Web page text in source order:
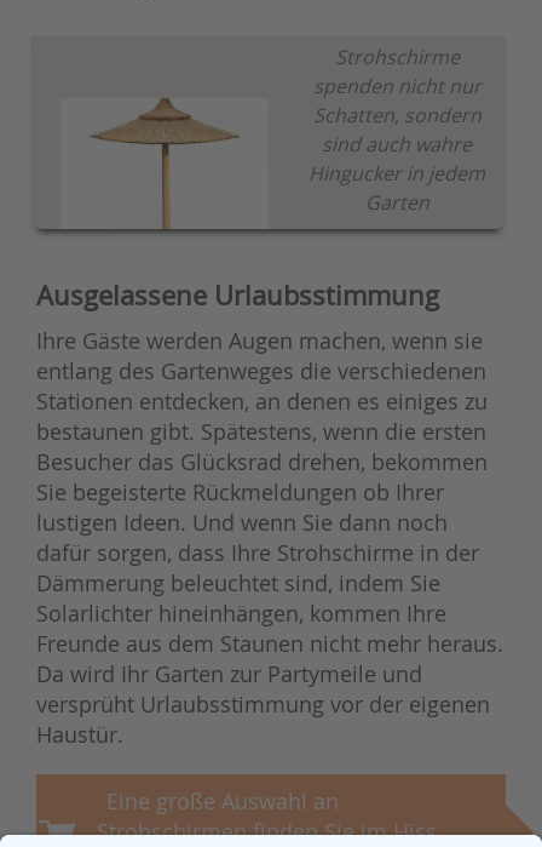
Strohschirme
spenden nicht nur
Schatten, sondern
sind auch wahre
Hingucker in jedem
Garten
Ausgelassene Urlaubsstimmung
Ihre Gäste werden Augen machen, wenn sie
entlang des Gartenweges die verschiedenen
Stationen entdecken, an denen es einiges zu
bestaunen gibt. Spätestens, wenn die ersten
Besucher das Glücksrad drehen, bekommen
Sie begeisterte Rückmeldungen ob Ihrer
lustigen Ideen. Und wenn Sie dann noch
dafür sorgen, dass Ihre Strohschirme in der
Dämmerung beleuchtet sind, indem Sie
Solarlichter hineinhängen, kommen Ihre
Freunde aus dem Staunen nicht mehr heraus.
Da wird Ihr Garten zur Partymeile und
versprüht Urlaubsstimmung vor der eigenen
Haustür.
Eine große Auswahl an
Strohschirmen finden Sie im Hiss